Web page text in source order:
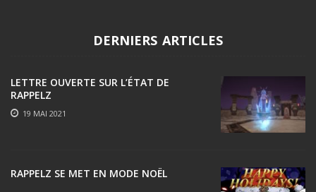
DERNIERS ARTICLES
LETTRE OUVERTE SUR L’ÉTAT DE
RAPPELZ
19 MAI 2021
RAPPELZ SE MET EN MODE NOËL